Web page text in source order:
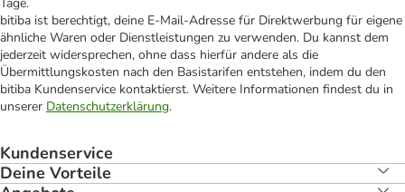
bitiba ist berechtigt, deine E-Mail-Adresse für Direktwerbung für eigene
ähnliche Waren oder Dienstleistungen zu verwenden. Du kannst dem
jederzeit widersprechen, ohne dass hierfür andere als die
Übermittlungskosten nach den Basistarifen entstehen, indem du den
bitiba Kundenservice kontaktierst. Weitere Informationen findest du in
unserer Datenschutzerklärung.
Kundenservice
Deine Vorteile